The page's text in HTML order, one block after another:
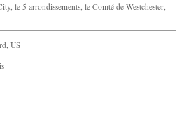
le 5 arrondissements, le Comté de Westchester,
US